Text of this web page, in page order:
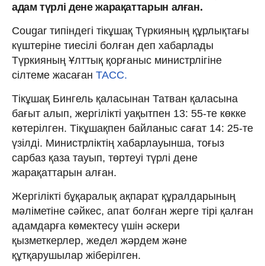
адам түрлі дене жарақаттарын алған.
Cougar типіндегі тікұшақ Түркияның құрлықтағы
күштеріне тиесілі болған деп хабарлады
Түркияның Ұлттық қорғаныс министрлігіне
сілтеме жасаған ТАСС.
Тікұшақ Бингель қаласынан Татван қаласына
бағыт алып, жергілікті уақытпен 13: 55-те көкке
көтерілген. Тікұшақпен байланыс сағат 14: 25-те
үзілді. Министрліктің хабарлауынша, тоғыз
сарбаз қаза тауып, төртеуі түрлі дене
жарақаттарын алған.
Жергілікті бұқаралық ақпарат құралдарының
мәліметіне сәйкес, апат болған жерге тірі қалған
адамдарға көмектесу үшін әскери
қызметкерлер, жедел жәрдем және
құтқарушылар жіберілген.